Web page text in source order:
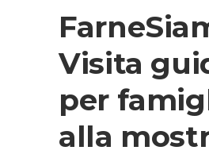
Visita
per
alla